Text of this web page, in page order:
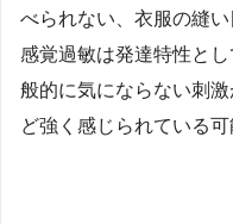
べられない、衣服の縫い
感覚過敏は発達特性と
般的に気にならない刺
ど強く感じられている可